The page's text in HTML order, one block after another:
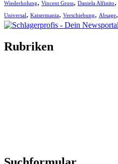
Wiederholung, Vincent Gross, Daniela Alfinito,
Universal, Kaisermania, Verschiebung, Absage,
Rubriken